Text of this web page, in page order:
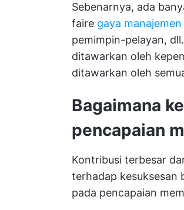
Sebenarnya, ada
faire gaya manajemen
pemimpin-pelayan,
ditawarkan oleh
ditawarkan oleh
Bagaimana
pencapaian
Kontribusi terbesar
terhadap kesuksesan
pada pencapaian